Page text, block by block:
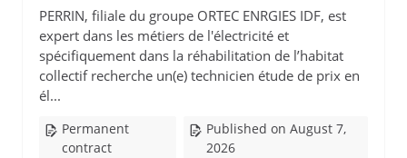
PERRIN, filiale du groupe ORTEC ENRGIES IDF, est
expert dans les métiers de l'électricité et
spécifiquement dans la réhabilitation de l’habitat
collectif recherche un(e) technicien étude de prix en
él...
Permanent
contract
Published on August 7,
2026